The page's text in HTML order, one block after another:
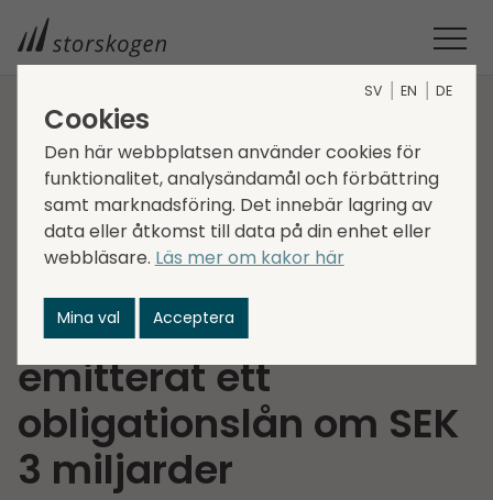
STORSKOGEN
STORSKOGEN GROUP AB (PUBL) HAR FRAMGÅNGSRIKT
EMITTERAT ETT OBLIGATIONSLÅN OM SEK 3 MILJARDER
Storskogen Group AB
(publ) har
framgångsrikt
emitterat ett
obligationslån om SEK
3 miljarder
SV EN DE
Cookies
Den här webbplatsen använder cookies för
funktionalitet, analysändamål och förbättring
samt marknadsföring. Det innebär lagring av
data eller åtkomst till data på din enhet eller
webbläsare. Läs mer om kakor här
Mina val Acceptera